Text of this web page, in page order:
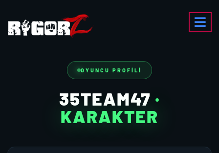
OYUNCU PROFILI
35TEAM47 ·
KARAKTER